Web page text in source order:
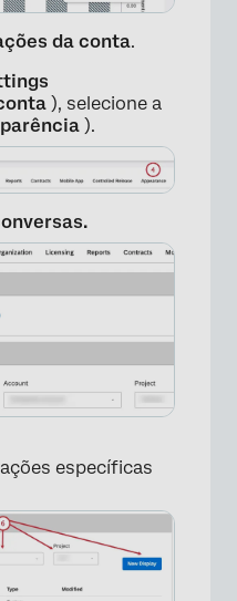
da conta.
), selecione a
).
específicas